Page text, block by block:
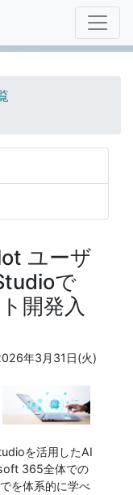
ユーザ
で
開発入
年3月31日(火)
を活用したAI
365全体での
を体系的に学べ